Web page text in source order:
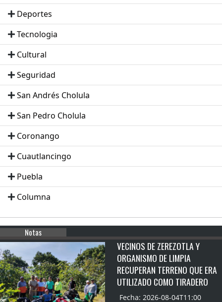
Deportes
Tecnologia
Cultural
Seguridad
San Andrés Cholula
San Pedro Cholula
Coronango
Cuautlancingo
Puebla
Columna
Notas
VECINOS DE ZEREZOTLA Y
ORGANISMO DE LIMPIA
RECUPERAN TERRENO QUE ERA
UTILIZADO COMO TIRADERO
Fecha: 2026-08-04T11:00